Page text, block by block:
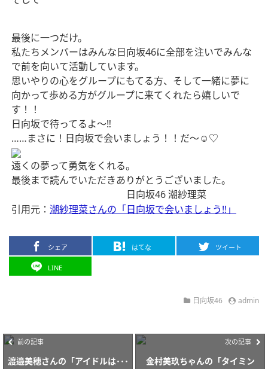
最後に一つだけ。
私たちメンバーはみんな日向坂46に全部を注いでみんな
で前を向いて活動しています。
思いやりの心をグループにもてる方、そして一緒に夢に
向かって歩める方がグループに来てくれたら嬉しいで
す！！
日向坂で待ってるよ〜‼︎
……まさに！日向坂で会いましょう！！だ〜☺︎♡︎
遠くの夢って勇気をくれる。
最後まで読んでいただきありがとうございました。
日向坂46潮紗理菜
引用元： 潮紗理菜さんの「日向坂で会いましょう‼︎」
シェア はてな ツイート
LINE
日向坂46 admin
前の記事
渡邉美穂さんの「アイドルは･･･
次の記事
金村美玖ちゃんの「タイミン